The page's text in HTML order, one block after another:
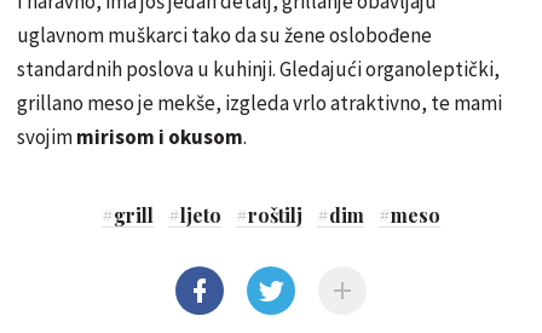
uglavnom muškarci tako da su žene oslobođene
standardnih poslova u kuhinji. Gledajući organoleptički,
grillano meso je mekše, izgleda vrlo atraktivno, te mami
svojimmirisom i okusom.
#grill #ljeto #roštilj #dim #meso